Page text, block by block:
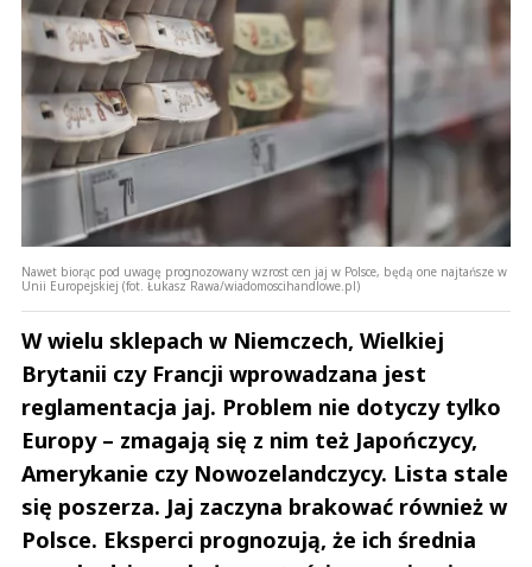
Nawet biorąc pod uwagę prognozowany wzrost cen jaj w Polsce, będą one najtańsze w
Unii Europejskiej (fot. Łukasz Rawa/wiadomoscihandlowe.pl)
W wielu sklepach w Niemczech, Wielkiej
Brytanii czy Francji wprowadzana jest
reglamentacja jaj. Problem nie dotyczy tylko
Europy – zmagają się z nim też Japończycy,
Amerykanie czy Nowozelandczycy. Lista stale
się poszerza. Jaj zaczyna brakować również w
Polsce. Eksperci prognozują, że ich średnia